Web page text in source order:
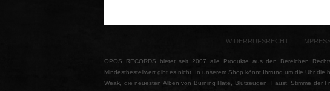
WIDERRUFSRECHT
OPOS RECORDS bietet seit 2007 alle Produkte aus den Bereichen
Mindestbestellwert gibt es nicht. In unserem Shop könnt Ihrrund um die Uhr
Weak, die neuesten Alben von Burning Hate, Blutzeugen, Faust, Stimme der